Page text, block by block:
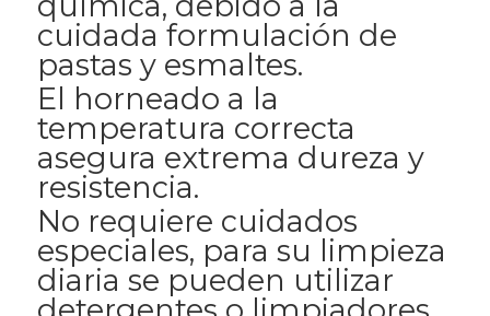
cuidada formulación de
pastas y esmaltes.
El horneado a la
temperatura correcta
asegura extrema dureza y
resistencia.
No requiere cuidados
especiales, para su limpieza
diaria se pueden utilizar